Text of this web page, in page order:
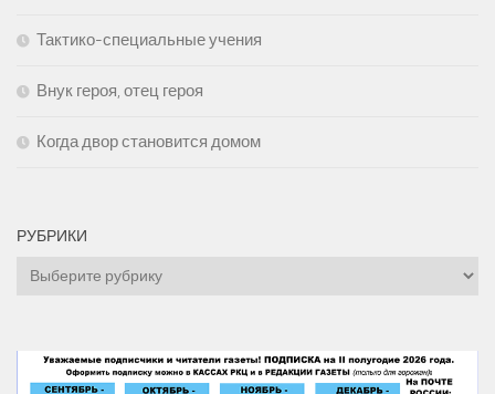
Тактико-специальные учения
Внук героя, отец героя
Когда двор становится домом
РУБРИКИ
Рубрики